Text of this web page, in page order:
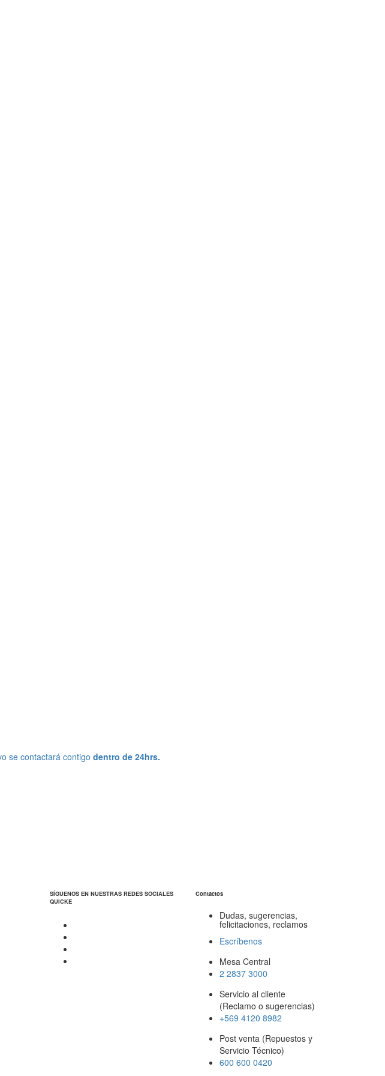
se contactará contigo dentro de 24hrs.
SÍGUENOS EN NUESTRAS REDES SOCIALES
QUICKE
Contactos
Dudas, sugerencias,
felicitaciones, reclamos
Escríbenos
Mesa Central
2 2837 3000
Servicio al cliente
(Reclamo o sugerencias)
+569 4120 8982
Post venta (Repuestos y
Servicio Técnico)
600 600 0420